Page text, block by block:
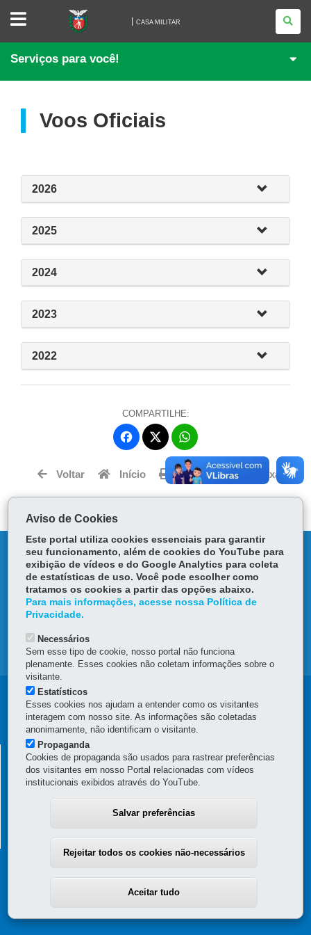
MILITAR
CASA MILITAR
Serviços para você!
Voos Oficiais
2026
2025
2024
2023
2022
COMPARTILHE:
Fa
ce
bo
Tw
itt
er
ha
ts
Ap
Voltar Início Imprimir Baixar
MAPA DO SITE
DENUNCIE CORRUPÇÃO
OUVIDORIA
TRANSPARÊNCIA INSTITUCIONAL
Navegação
principal
CASA MILITAR
Palácio Iguaçu
Praça Nossa Senhora de Salette, s/n - Centro Cívico
Curitiba-PR MAPA
41 3350-2701
Aviso de Cookies
Este portal utiliza cookies essenciais para garantir
seu funcionamento, além de cookies do YouTube para
exibição de vídeos e do Google Analytics para coleta
de estatísticas de uso. Você pode escolher como
tratamos os cookies a partir das opções abaixo.
Para mais informações, acesse nossa Política de
Privacidade.
Necessários
Sem esse tipo de cookie, nosso portal não funciona
plenamente. Esses cookies não coletam informações sobre o
visitante.
Estatísticos
Esses cookies nos ajudam a entender como os visitantes
interagem com nosso site. As informações são coletadas
anonimamente, não identificam o visitante.
Propaganda
Cookies de propaganda são usados para rastrear preferências
dos visitantes em nosso Portal relacionadas com vídeos
institucionais exibidos através do YouTube.
Salvar preferências
Rejeitar todos os cookies não-necessários
Aceitar tudo